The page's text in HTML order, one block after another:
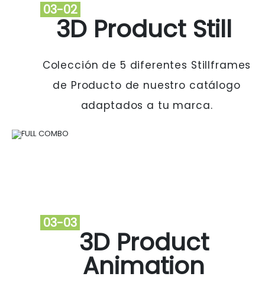
03-02
3D Product Still
Colección de 5 diferentes Stillframes
de Producto de nuestro catálogo
adaptados a tu marca.
03-03
3D Product
Animation